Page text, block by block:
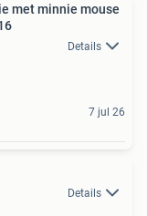
met minnie mouse
Details
7 jul 26
Details